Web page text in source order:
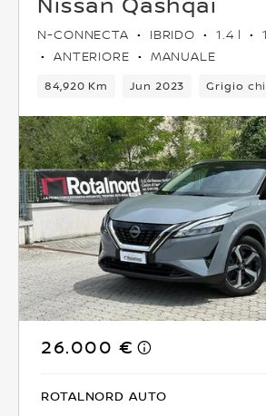
N-CONNECTA IBRIDO 1.4 l
ANTERIORE
MANUALE
84,920 Km Jun 2023 Grigio
26.000 €
ROTALNORD AUTO